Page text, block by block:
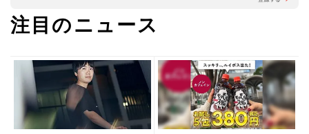
注目のニュース